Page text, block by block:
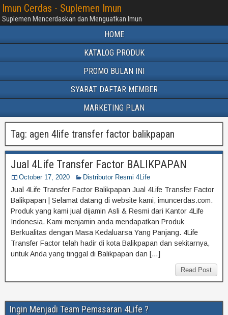
Imun Cerdas - Suplemen Imun
Suplemen Mencerdaskan dan Menguatkan Imun
HOME
KATALOG PRODUK
PROMO BULAN INI
SYARAT DAFTAR MEMBER
MARKETING PLAN
Tag: agen 4life transfer factor balikpapan
Jual 4Life Transfer Factor BALIKPAPAN
October 17, 2020 Distributor Resmi 4Life
Jual 4Life Transfer Factor Balikpapan Jual 4Life Transfer Factor
Balikpapan | Selamat datang di website kami, imuncerdas.com.
Produk yang kami jual dijamin Asli & Resmi dari Kantor 4Life
Indonesia. Kami menjamin anda mendapatkan Produk
Berkualitas dengan Masa Kedaluarsa Yang Panjang. 4Life
Transfer Factor telah hadir di kota Balikpapan dan sekitarnya,
untuk Anda yang tinggal di Balikpapan dan […]
Read Post
Ingin Menjadi Team Pemasaran 4Life ?